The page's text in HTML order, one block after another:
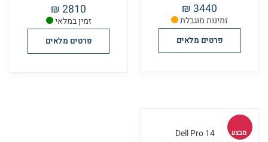
זמינות מוגבלת
3440 ₪
פרטים מלאים
זמין במלאי
2810 ₪
פרטים מלאים
מבצע